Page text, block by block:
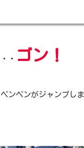
・ ゴン！
ンペンがジャンプし